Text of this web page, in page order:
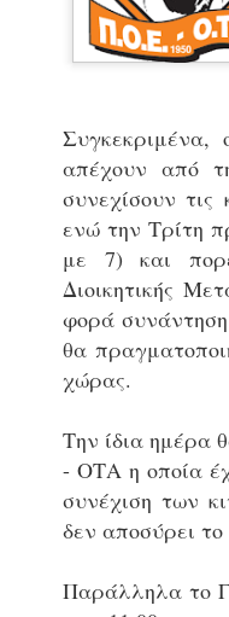
Συγκεκριμένα,
απέχουν από
συνεχίσουν
ενώ την Τρίτη
με 7) και
Διοικητικής
φορά
θα
χώρας.
Την ίδια ημέρα
- ΟΤΑ η οποία
συνέχιση των
δεν αποσύρει το
Παράλληλα το
Δήμος Κοζάνης :